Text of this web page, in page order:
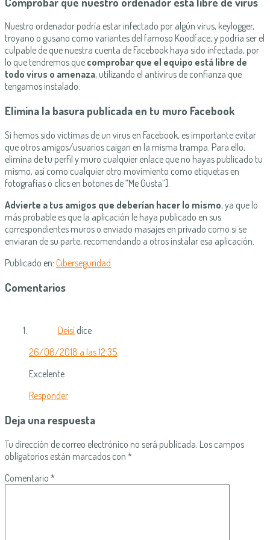
Nuestro ordenador podría estar infectado por algún virus, keylogger,
troyano o gusano como variantes del famoso Koodface, y podría ser el
culpable de que nuestra cuenta de Facebook haya sido infectada, por
lo que tendremos que comprobar que el equipo está libre de
todo virus o amenaza, utilizando el antivirus de confianza que
tengamos instalado.
Elimina la basura publicada en tu muro Facebook
Si hemos sido víctimas de un virus en Facebook, es importante evitar
que otros amigos/usuarios caigan en la misma trampa. Para ello,
elimina de tu perfil y muro cualquier enlace que no hayas publicado tu
mismo, así como cualquier otro movimiento como etiquetas en
fotografías o clics en botones de “Me Gusta”].
Advierte a tus amigos que deberían hacer lo mismo, ya que lo
más probable es que la aplicación le haya publicado en sus
correspondientes muros o enviado masajes en privado como si se
enviaran de su parte, recomendando a otros instalar esa aplicación.
Publicado en: Ciberseguridad
Comentarios
Deisi dice
26/08/2018 a las 12:35
Excelente
Responder
Deja una respuesta
Tu dirección de correo electrónico no será publicada. Los campos
obligatorios están marcados con *
Comentario *